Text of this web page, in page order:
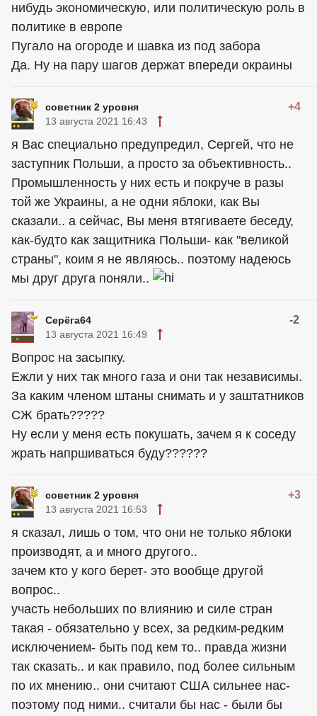
нибудь экономическую, или политическую роль в
политике в европе
Пугало на огороде и шавка из под забора
Да. Ну на пару шагов держат впереди окраины
советник 2 уровня +4
13 августа 2021 16:43
я Вас специально предупредил, Сергей, что не
заступник Польши, а просто за объективность..
Промышленность у них есть и покруче в разы
той же Украины, а не одни яблоки, как Вы
сказали.. а сейчас, Вы меня втягиваете беседу,
как-будто как защитника Польши- как "великой
страны", коим я не являюсь.. поэтому надеюсь
мы друг друга поняли..
Серёга64 -2
13 августа 2021 16:49
Вопрос на засыпку.
Ежли у них так много газа и они так независимы.
За каким членом штаны снимать и у заштатников
СЖ брать?????
Ну если у меня есть покушать, зачем я к соседу
жрать напршиваться буду??????
советник 2 уровня +3
13 августа 2021 16:53
я сказал, лишь о том, что они не только яблоки
производят, а и много другого..
зачем кто у кого берет- это вообще другой
вопрос..
участь небольших по влиянию и силе стран
такая - обязательно у всех, за редким-редким
исключением- быть под кем то.. правда жизни
так сказать.. и как правило, под более сильным
по их мнению.. они считают США сильнее нас-
поэтому под ними.. считали бы нас - были бы